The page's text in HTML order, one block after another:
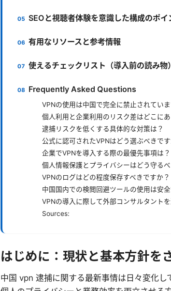
SEOと視聴者体験を意識した構成のポイ
有用なリソースと参考情報
使えるチェックリスト（導入前の読み物）
Frequently Asked Questions
VPNの使用は中国で完全に禁止されていま
個人利用と企業利用のリスク差はどこにあ
逮捕リスクを低くする具体的な対策は？
公式に認可されたVPNはどう選ぶべきです
企業でVPNを導入する際の最優先事項は？
個人情報保護とプライバシーはどう守るべ
VPNのログはどの程度保存すべきですか？
中国国内での検閲回避ツールの使用は安全
VPNの導入に際して外部コンサルタント
Sources:
はじめに：現状と基本方針を
中国 vpn 逮捕に関する最新事情は日々変化し